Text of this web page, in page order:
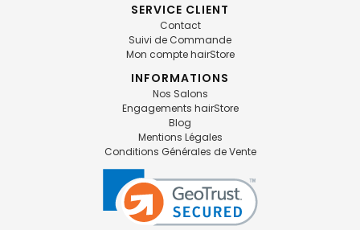
SERVICE CLIENT
Contact
Suivi de Commande
Mon compte hairStore
INFORMATIONS
Nos Salons
Engagements hairStore
Blog
Mentions Légales
Conditions Générales de Vente